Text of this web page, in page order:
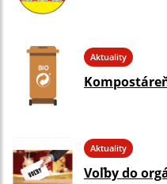
Aktuality
Aktuality
Voľby do